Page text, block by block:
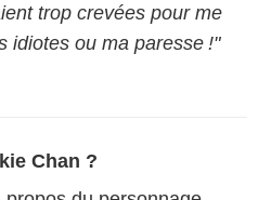
trop crevées pour me
idiotes ou ma paresse !"
Chan ?